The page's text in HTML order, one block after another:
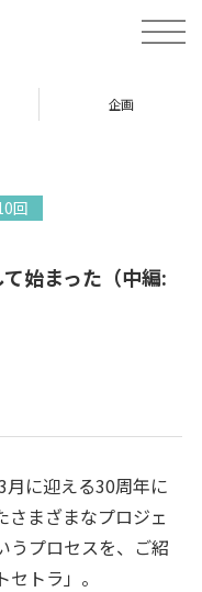
toggle
TOP
回
始まった（中編:
に迎える30周年に
さまざまなプロジェ
うプロセスを、ご紹
トラ」。